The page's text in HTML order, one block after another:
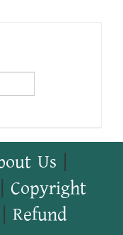
Us
Copyright
Refund